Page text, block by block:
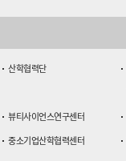
산학협력단
뷰티사이언스연구센터
중소기업산학협력센터